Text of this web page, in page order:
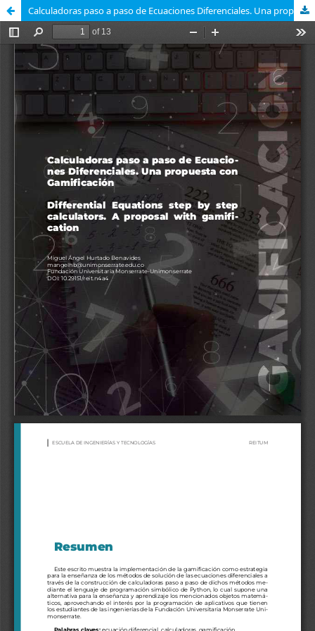
Calculadoras paso a paso de Ecuaciones Diferenciales. Una propuesta con Gamificación